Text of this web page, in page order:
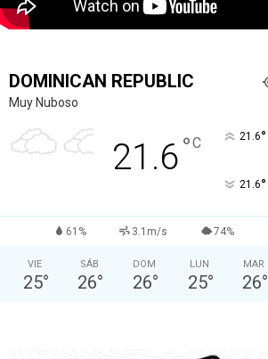
DOMINICAN REPUBLIC
Muy Nuboso
21.6°C 21.6°
21.6°
61% 3.1m/s 74%
VIE
25°
SÁB
26°
DOM
26°
LUN
25°
MAR
26°